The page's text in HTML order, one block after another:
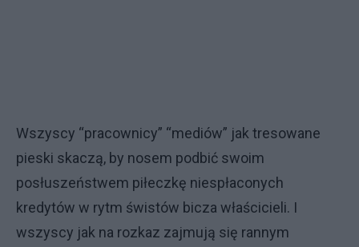
Wszyscy “pracownicy” “mediów” jak tresowane
pieski skaczą, by nosem podbić swoim
posłuszeństwem piłeczkę niespłaconych
kredytów w rytm świstów bicza właścicieli. I
wszyscy jak na rozkaz zajmują się rannym